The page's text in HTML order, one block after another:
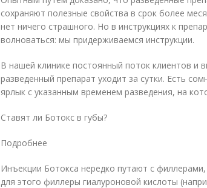
сохраняют полезные свойства в срок более
нет ничего страшного. Но в инструкциях к
волноваться: мы придерживаемся инструкции.
В нашей клинике постоянный поток клиентов и
разведенный препарат уходит за сутки. Есть
ярлык с указанным временем разведения, на
Ставят ли Ботокс в губы?
Подробнее
Инъекции Ботокса нередко путают с
для этого филлеры гиалуроновой кислоты